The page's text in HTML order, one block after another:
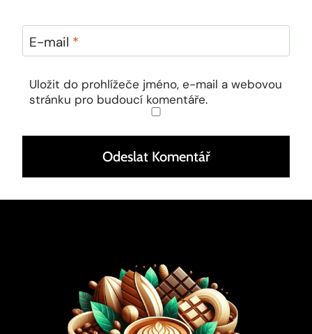
E-mail *
Uložit do prohlížeče jméno, e-mail a webovou
stránku pro budoucí komentáře.